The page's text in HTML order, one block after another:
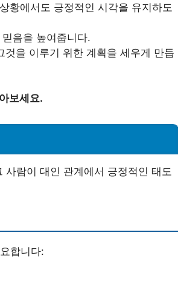
황에서도 긍정적인 시각을 유지하도
음을 높여줍니다.
을 이루기 위한 계획을 세우게 만듭
보세요.
람이 대인 관계에서 긍정적인 태도
합니다: